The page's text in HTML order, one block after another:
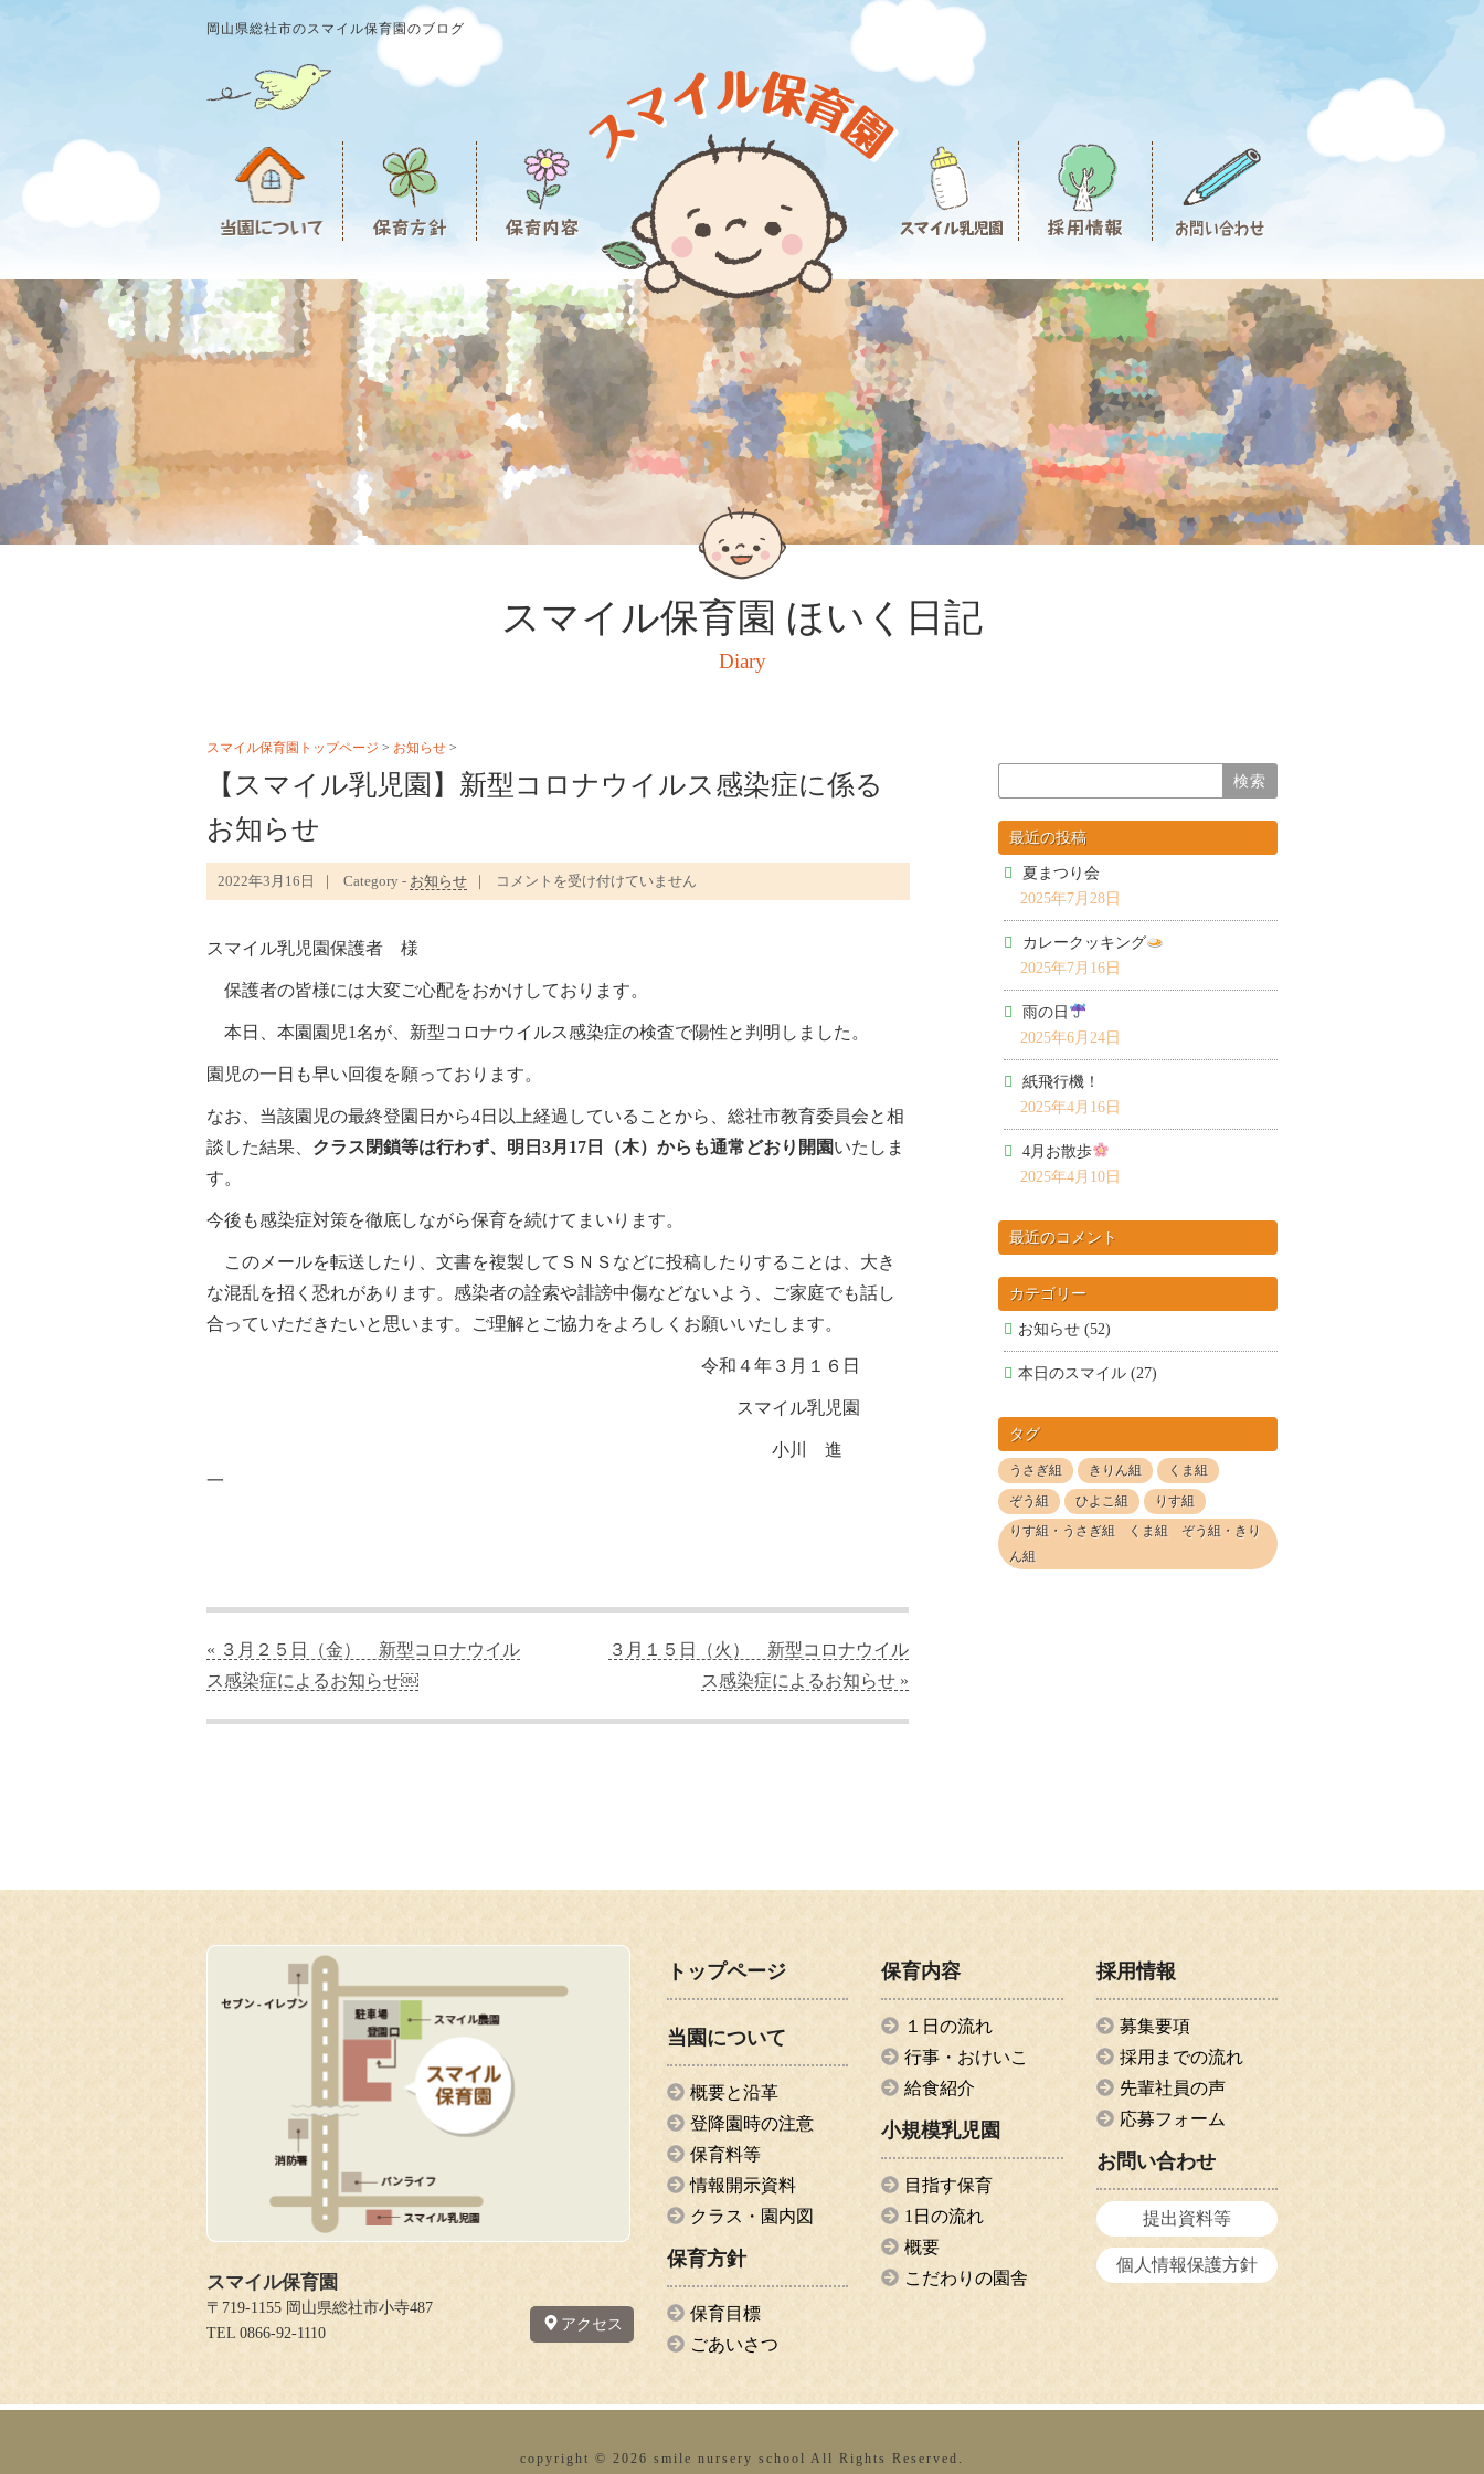
岡山県総社市のスマイル保育園のブログ
スマイル保育園 ほいく日記
Diary
スマイル保育園トップページ > お知らせ >
【スマイル乳児園】新型コロナウイルス感染症に係る
お知らせ
2022年3月16日 Category - お知らせ
【ス
マ
児
新
コ
ナ
ウ
ス
感
染
に
係
コメントを受け付けていません
スマイル乳児園保護者 様
保護者の皆様には大変ご心配をおかけしております。
本日、本園園児1名が、新型コロナウイルス感染症の検査で陽性と判明しました。
園児の一日も早い回復を願っております。
なお、当該園児の最終登園日から4日以上経過していることから、総社市教育委員会と相
談した結果、 クラス閉鎖等は行わず、明日3月17日（木）からも通常どおり開園いたしま
す。
今後も感染症対策を徹底しながら保育を続けてまいります。
このメールを転送したり、文書を複製してＳＮＳなどに投稿したりすることは、大き
な混乱を招く恐れがあります。感染者の詮索や誹謗中傷などないよう、ご家庭でも話し
合っていただきたいと思います。ご理解とご協力をよろしくお願いいたします。
令和４年３月１６日
スマイル乳児園
小川 進
« ３月２５日（金） 新型コロナウイル
ス感染症によるお知らせ￼
３月１５日（火） 新型コロナウイル
ス感染症によるお知らせ »
最近の投稿
夏まつり会
2025年7月28日
カレークッキング
2025年7月16日
雨の日
2025年6月24日
紙飛行機！
2025年4月16日
4月お散歩
2025年4月10日
最近のコメント
カテゴリー
お知らせ(52)
本日のスマイル(27)
タグ
うさぎ組 きりん組
くま組
ぞう組
ひよこ組
りす組
りす組・うさぎ組 くま組 ぞう組・きり
ん組
スマイル保育園
〒719-1155 岡山県総社市小寺487
TEL 0866-92-1110
アクセス
トップページ
当園について
概要と沿革
登降園時の注意
保育料等
情報開示資料
クラス・園内図
保育方針
保育目標
ごあいさつ
保育内容
１日の流れ
行事・おけいこ
給食紹介
小規模乳児園
目指す保育
1日の流れ
概要
こだわりの園舎
採用情報
募集要項
採用までの流れ
先輩社員の声
応募フォーム
お問い合わせ
提出資料等
個人情報保護方針
copyright © 2026 smile nursery school All Rights Reserved.